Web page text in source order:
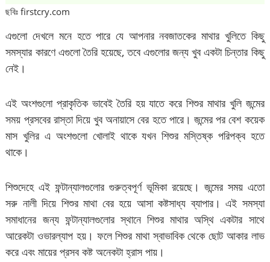
ছবিঃ firstcry.com
এগুলো দেখলে মনে হতে পারে যে আপনার নবজাতকের মাথার খুলিতে কিছু
সমস্যার কারণে এগুলো তৈরি হয়েছে, তবে এগুলোর জন্য খুব একটা চিন্তার কিছু
নেই।
এই অংশগুলো প্রাকৃতিক ভাবেই তৈরি হয় যাতে করে শিশুর মাথার খুলি জন্মের
সময় প্রসবের রাস্তা দিয়ে খুব অনায়াসে বের হতে পারে। জন্মের পর বেশ কয়েক
মাস খুলির এ অংশগুলো খোলাই থাকে যখন শিশুর মস্তিষ্ক পরিপক্ব হতে
থাকে।
শিশুদেহে এই ফন্টান্যালগুলোর গুরুত্বপূর্ণ ভূমিকা রয়েছে। জন্মের সময় এতো
সরু নালী দিয়ে শিশুর মাথা বের হয়ে আসা কষ্টসাধ্য ব্যাপার। এই সমস্যা
সমাধানের জন্য ফন্টান্যালগুলোর স্থানে শিশুর মাথার অস্থি একটার সাথে
আরেকটা ওভারল্যাপ হয়। ফলে শিশুর মাথা স্বাভাবিক থেকে ছোট আকার লাভ
করে এবং মায়ের প্রসব কষ্ট অনেকটা হ্রাস পায়।